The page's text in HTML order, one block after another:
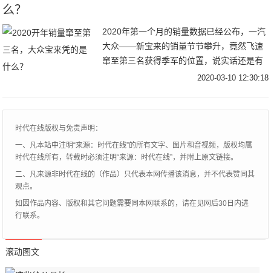
么？
2020年第一个月的销量数据已经公布，一汽
大众——新宝来的销量节节攀升，竟然飞速
窜至第三名获得季军的位置，说实话还是有
点令人意外的！我们今天详细解析一下这款
2020-03-10 12:30:18
时代在线版权与免责声明：
一、凡本站中注明“来源：时代在线”的所有文字、图片和音视频，版权均属
时代在线所有，转载时必须注明“来源：时代在线”，并附上原文链接。
二、凡来源非时代在线的（作品）只代表本网传播该消息，并不代表赞同其
观点。
如因作品内容、版权和其它问题需要同本网联系的，请在见网后30日内进
行联系。
滚动图文